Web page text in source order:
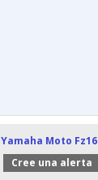
Yamaha Moto Fz16